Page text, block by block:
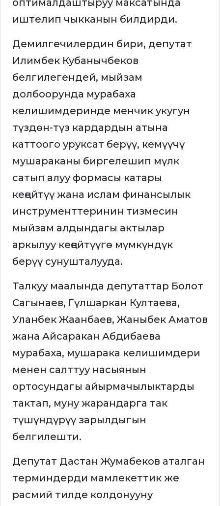
оптималдаштыруу максатында
иштелип чыкканын билдирди.
Демилгечилердин бири, депутат
Илимбек Кубанычбеков
белгилегендей, мыйзам
долбоорунда мурабаха
келишимдеринде менчик укугун
түздөн-түз кардардын атына
каттоого уруксат берүү, кемүүчү
мушараканы биргелешип мүлк
сатып алуу формасы катары
кеңейтүү жана ислам финансылык
инструменттеринин тизмесин
мыйзам алдындагы актылар
аркылуу кеңейтүүгө мүмкүндүк
берүү сунушталууда.
Талкуу маалында депутаттар Болот
Сагынаев, Гүлшаркан Култаева,
Уланбек Жаанбаев, Жаныбек Аматов
жана Айсаракан Абдибаева
мурабаха, мушарака келишимдери
менен салттуу насыянын
ортосундагы айырмачылыктарды
тактап, муну жарандарга так
түшүндүрүү зарылдыгын
белгилешти.
Депутат Дастан Жумабеков аталган
терминдерди мамлекеттик же
расмий тилде колдонууну